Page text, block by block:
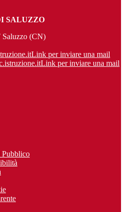
SALUZZO
Saluzzo (CN)
Link per inviare una mail
Link per inviare una mail